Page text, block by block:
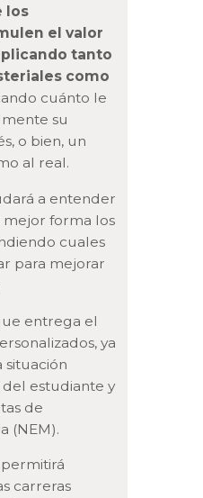
los
el valor
tanto
como
cuánto le
su
o bien, un
al real.
a entender
forma los
cuales
para mejorar
entrega el
ya
situación
estudiante y
de
(NEM).
carreras